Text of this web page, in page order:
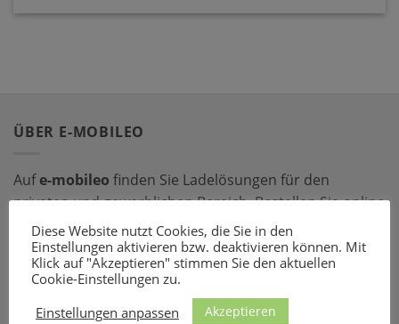
ÜBER E-MOBILEO
Aufe-mobileo finden Sie Ladelösungen für den
privaten und gewerblichen Bereich. Bestellen Sie online
bei einem unserer zahlreichen Partner – mit dem
passenden Ladeequipment sind Sie für jede Situation
gerüstet!
LADEZUBEHÖR
Diese Website nutzt Cookies, die Sie in den
Einstellungen aktivieren bzw. deaktivieren können. Mit
Klick auf "Akzeptieren" stimmen Sie den aktuellen
Cookie-Einstellungen zu.
Einstellungen anpassen
Akzeptieren